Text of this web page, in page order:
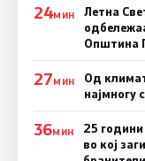
24МИН
Летна
Општина
27МИН
Од
најмногу
36МИН
25
во кој